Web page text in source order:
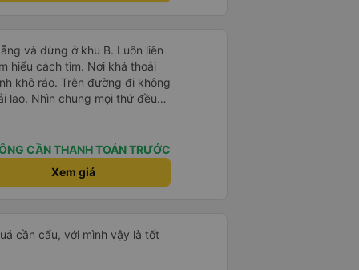
đôi mà nằm một thì mỗi
nhưng đủ để đánh giá
và dừng ở khu B. Luôn liên
hiểu cách tìm. Nơi khá thoải
khô ráo. Trên đường đi không
lao. Nhìn chung mọi thứ đều
CẦN THANH TOÁN TRƯỚC
Xem giá
cần cẩu, với mình vậy là tốt